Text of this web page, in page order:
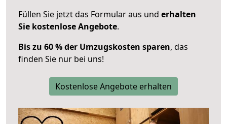
Füllen Sie jetzt das Formular aus und erhalten
Sie kostenlose Angebote.
Bis zu 60 % der Umzugskosten sparen, das
finden Sie nur bei uns!
Kostenlose Angebote erhalten